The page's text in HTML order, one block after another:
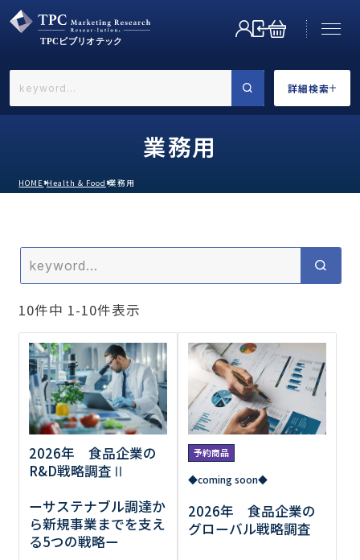
詳細検索
←戻る
カテゴリで選ぶ
調査の種類で選ぶ
リセット 検索する
業務用
HOME Health & Food 業務用
10件中 1-10件表示
2026年 食品企業の
R&D戦略調査Ⅱ
ーサステナブル調達か
ら新規事業までを支え
る5つの戦略ー
予約商品
◆coming soon◆
2026年 食品企業の
グローバル戦略調査